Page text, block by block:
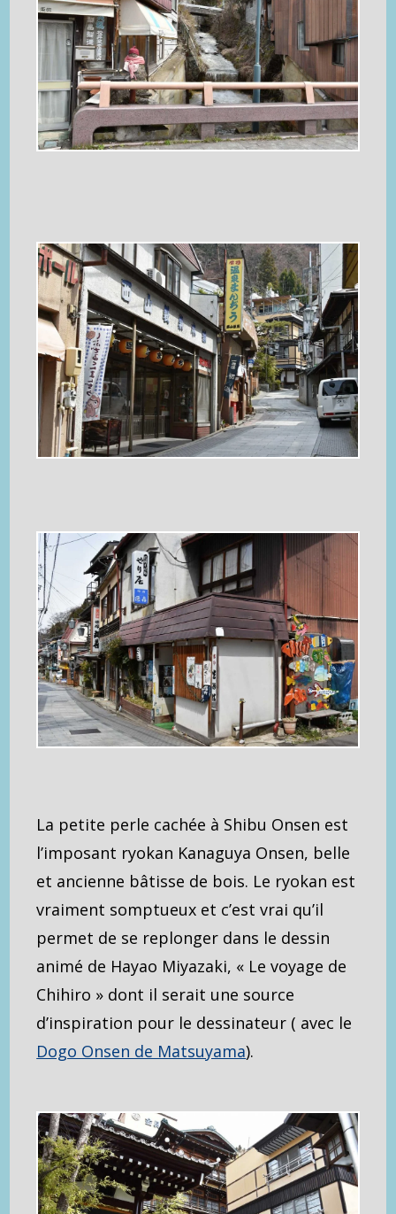
La petite perle cachée à Shibu Onsen est
l’imposant ryokan Kanaguya Onsen, belle
et ancienne bâtisse de bois. Le ryokan est
vraiment somptueux et c’est vrai qu’il
permet de se replonger dans le dessin
animé de Hayao Miyazaki, « Le voyage de
Chihiro » dont il serait une source
d’inspiration pour le dessinateur ( avec le
Dogo Onsen de Matsuyama).